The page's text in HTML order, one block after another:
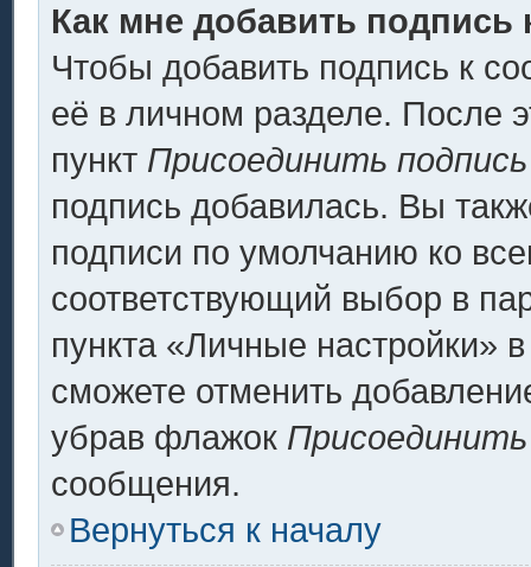
Как мне добавить
Чтобы добавить подпись к
её в личном разделе. После
пункт Присоединить подпись
подпись добавилась. Вы
подписи по умолчанию ко
соответствующий выбор в
пункта «Личные настройки»
сможете отменить
убрав флажок
сообщения.
Вернуться к началу